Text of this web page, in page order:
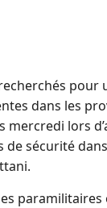
pour
dans les
mercredi lors
de sécurité